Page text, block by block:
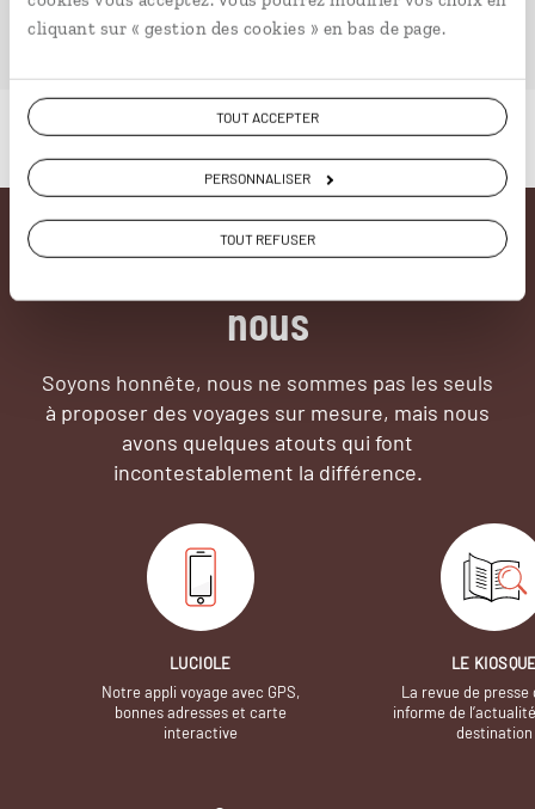
cliquant sur « gestion des cookies » en bas de page.
TOUT ACCEPTER
PERSONNALISER
TOUT REFUSER
PLONGER DANS NOTRE MAGAZINE
Pourquoi voyager avec
nous
Soyons honnête, nous ne sommes pas les seuls
à proposer des voyages sur mesure, mais nous
avons quelques atouts qui font
incontestablement la différence.
LUCIOLE
Notre appli voyage avec GPS,
bonnes adresses et carte
interactive
LE
La revue de presse
informe de
destination